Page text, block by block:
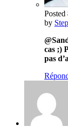
Posted
by
cas ;)
pas